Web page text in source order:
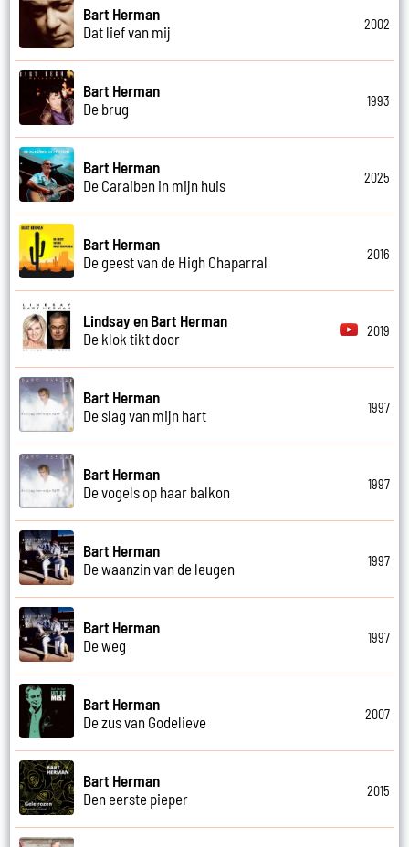
Bart Herman
Dat lief van mij
2002
Bart Herman
De brug
1993
Bart Herman
De Caraiben in mijn huis
2025
Bart Herman
De geest van de High Chaparral
2016
Lindsay en Bart Herman
De klok tikt door
2019
Bart Herman
De slag van mijn hart
1997
Bart Herman
De vogels op haar balkon
1997
Bart Herman
De waanzin van de leugen
1997
Bart Herman
De weg
1997
Bart Herman
De zus van Godelieve
2007
Bart Herman
Den eerste pieper
2015